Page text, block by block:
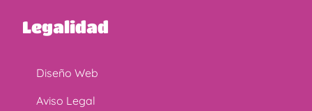
Legalidad
Diseño Web
Aviso Legal